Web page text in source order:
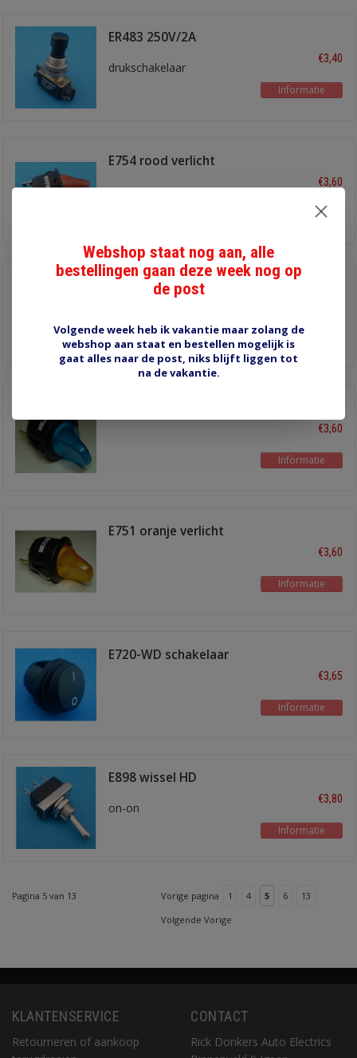
ER483 250V/2A
drukschakelaar
€3,40
Informatie
E754 rood verlicht
€3,60
Informatie
E753 groen verlicht
Informatie
€3,60
Informatie
E751 oranje verlicht
€3,60
Informatie
E720-WD schakelaar
€3,65
Informatie
E898 wissel HD
on-on
€3,80
Informatie
Pagina 5 van 13 Vorige pagina 1 4 5 6
13
Volgende Vorige
KLANTENSERVICE
Retourneren of aankoop
CONTACT
Rick Donkers Auto Electrics
Webshop staat nog aan, alle
bestellingen gaan deze week nog op
de post
Volgende week heb ik vakantie maar zolang de
webshop aan staat en bestellen mogelijk is
gaat alles naar de post, niks blijft liggen tot
na de vakantie.